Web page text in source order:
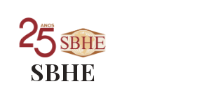
para
ConteúdoSBHE